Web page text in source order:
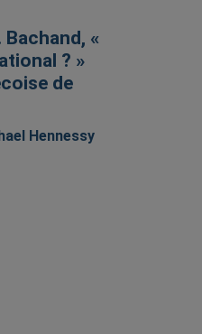
Bachand, «
? »
de
Hennessy